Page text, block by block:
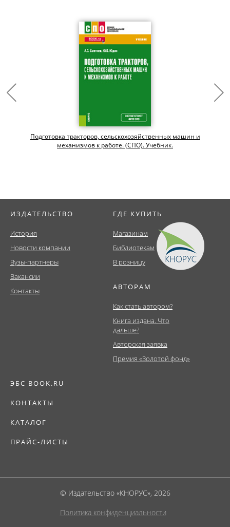
Подготовка тракторов, сельскохозяйственных машин и
механизмов к работе. (СПО). Учебник.
ИЗДАТЕЛЬСТВО
История
Новости компании
Вузы-партнеры
Вакансии
Контакты
ГДЕ КУПИТЬ
Магазинам
Библиотекам
В розницу
АВТОРАМ
Как стать автором?
Книга издана. Что
дальше?
Авторская заявка
Премия «Золотой фонд»
ЭБС BOOK.RU
КОНТАКТЫ
КАТАЛОГ
ПРАЙС-ЛИСТЫ
© Издательство «КНОРУС», 2026
Политика конфиденциальности